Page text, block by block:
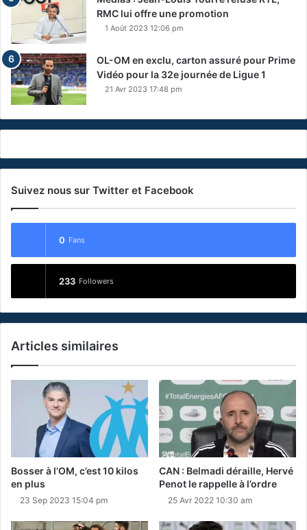
RMC lui offre une promotion
1 Août 2023 12:06 pm
OL-OM en exclu, carton assuré pour Prime
Vidéo pour la 32e journée de Ligue 1
21 Avr 2023 17:48 pm
Suivez nous sur Twitter et Facebook
0 Fans
233 Followers
Articles similaires
Bosser à l’OM, c’est 10 kilos
en plus
23 Sep 2023 15:04 pm
CAN : Belmadi déraille, Hervé
Penot le rappelle à l’ordre
25 Avr 2022 10:30 am